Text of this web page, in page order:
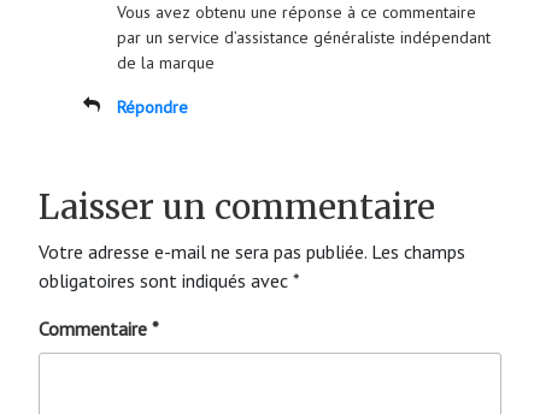
Vous avez obtenu une réponse à ce commentaire
par un service d’assistance généraliste indépendant
de la marque
Répondre
Laisser un commentaire
Votre adresse e-mail ne sera pas publiée. Les champs
obligatoires sont indiqués avec *
Commentaire *